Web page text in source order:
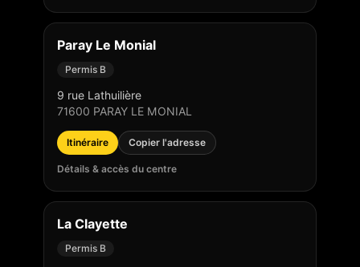
Paray Le Monial
Permis B
9 rue Lathuilière
71600 PARAY LE MONIAL
Itinéraire Copier l'adresse
Détails & accès du centre
La Clayette
Permis B